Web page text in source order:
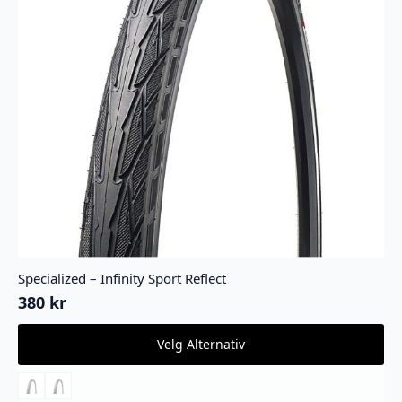
Specialized – Infinity Sport Reflect
380 kr
Velg Alternativ
har
flere